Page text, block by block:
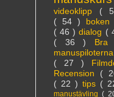
videoklipp (
( 54 ) boken
( 46 )dialog (
( 36 )
manuspiloterna
( 27 )
Recension (
( 22 ) tips (
manustävling (